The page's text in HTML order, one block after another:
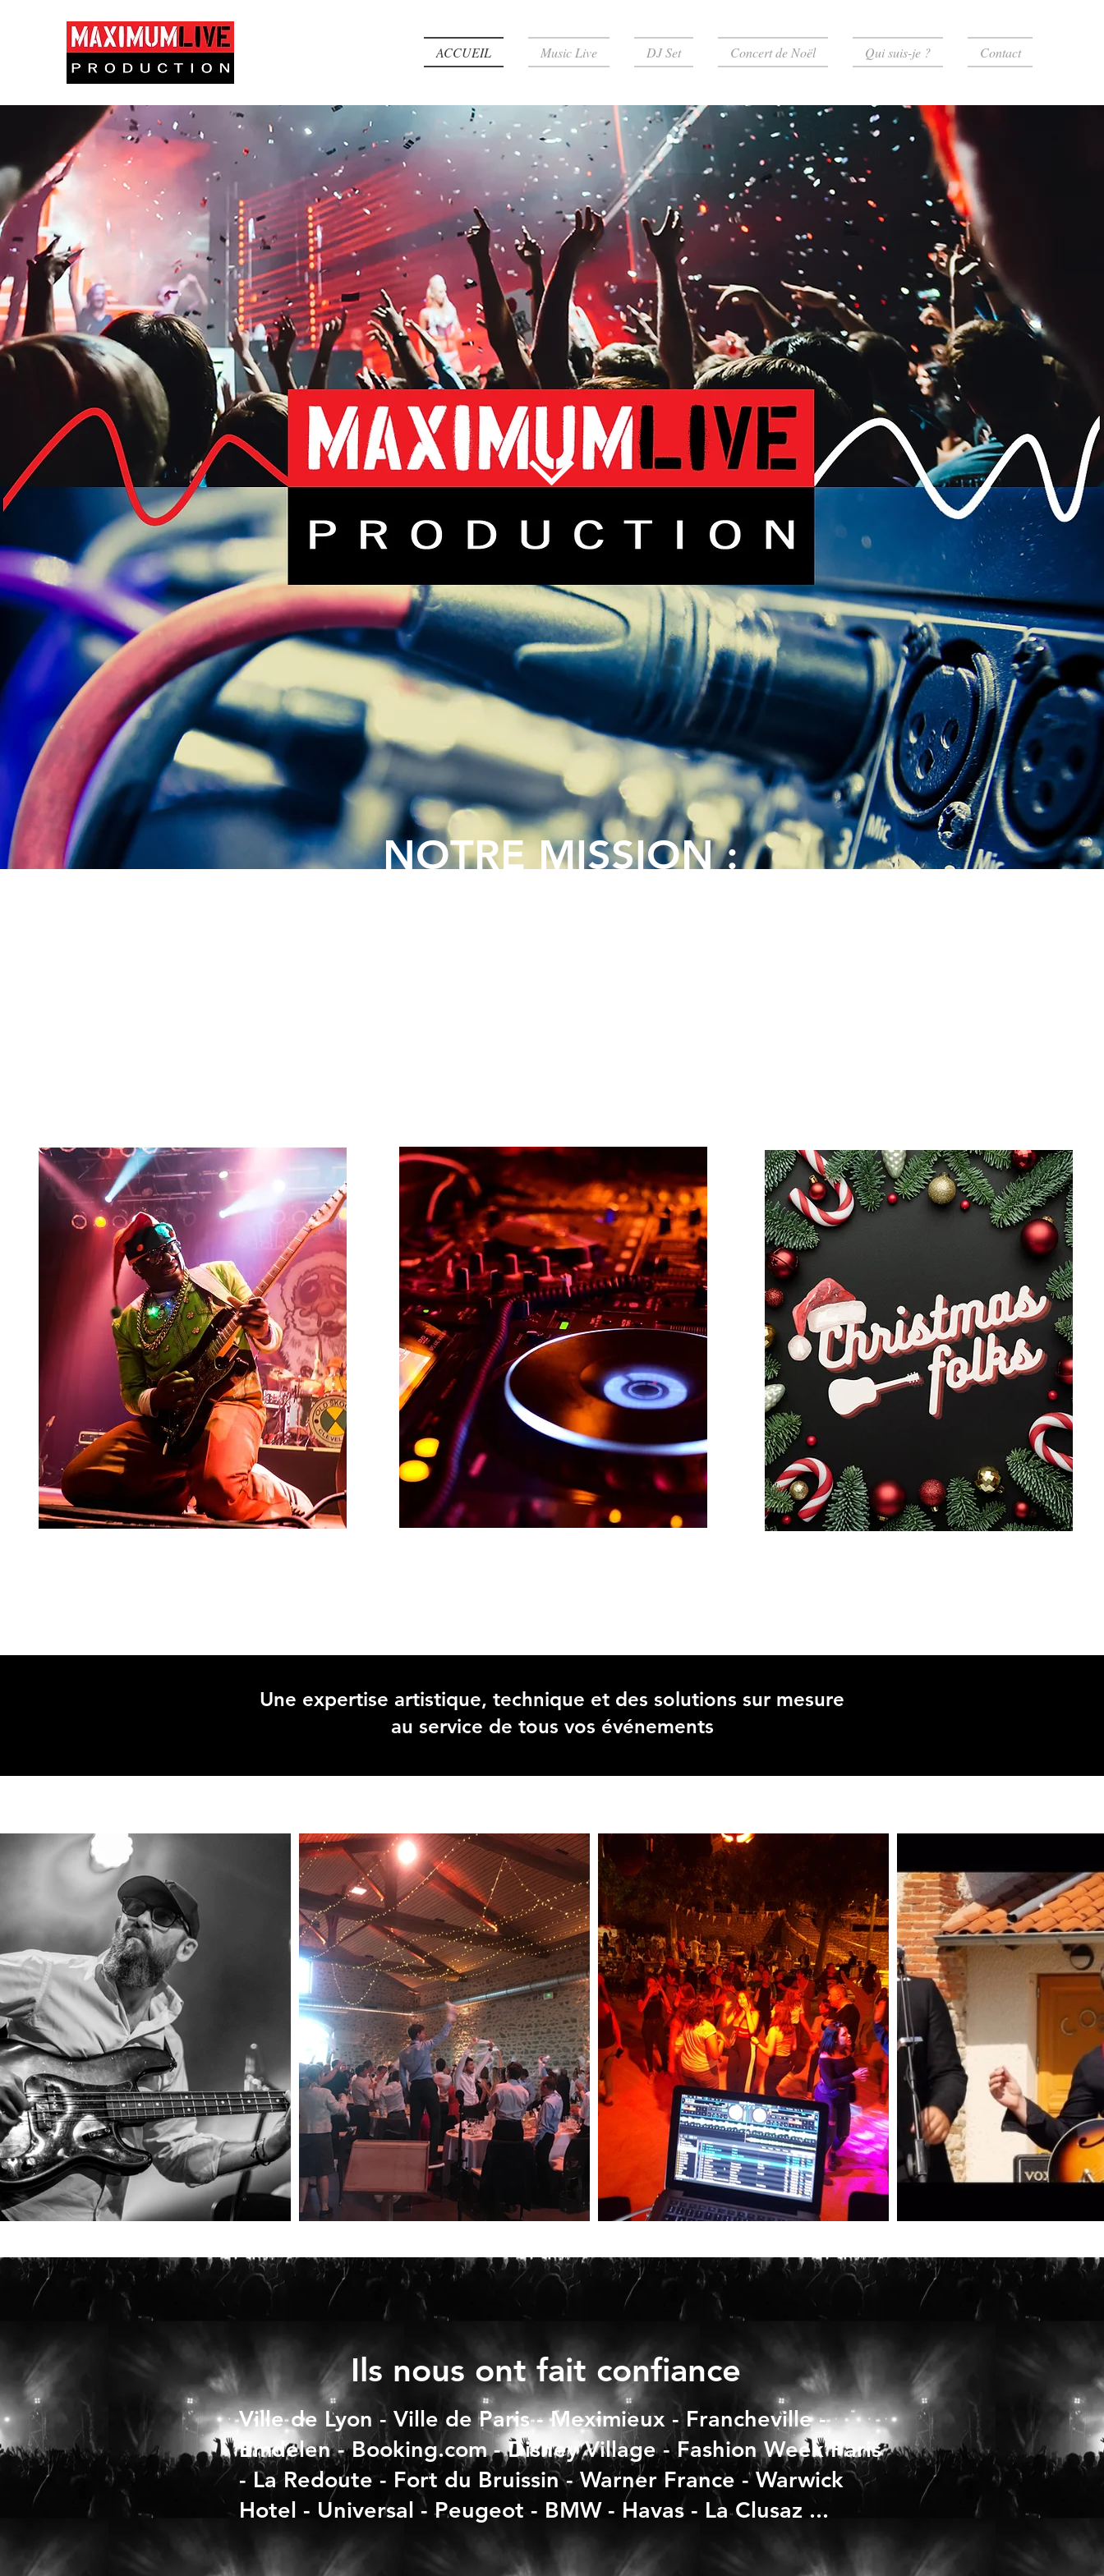
ACCUEIL Music Live DJ Set Concert de Noël Qui suis-je ? Contact
NOTRE MISSION :
Une expertise artistique, technique et des solutions sur mesure
au service de tous vos événements
Ils nous ont fait confiance
Ville de Lyon - Ville de Paris - Meximieux - Francheville -
Emdelen - Booking.com - Disney Village - Fashion Week Paris
- La Redoute - Fort du Bruissin - Warner France - Warwick
Hotel - Universal - Peugeot - BMW - Havas - La Clusaz ...